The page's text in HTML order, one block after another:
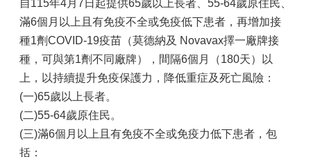
自115年4月7日起提供65歲以上長者、55-64歲原住民、
滿6個月以上且有免疫不全或免疫低下患者，再增加接
種1劑COVID-19疫苗（莫德納及 Novavax擇一廠牌接
種，可與第1劑不同廠牌），間隔6個月（180天）以
上，以持續提升免疫保護力，降低重症及死亡風險：
(一)65歲以上長者。
(二)55-64歲原住民。
(三)滿6個月以上且有免疫不全或免疫力低下患者，包
括：